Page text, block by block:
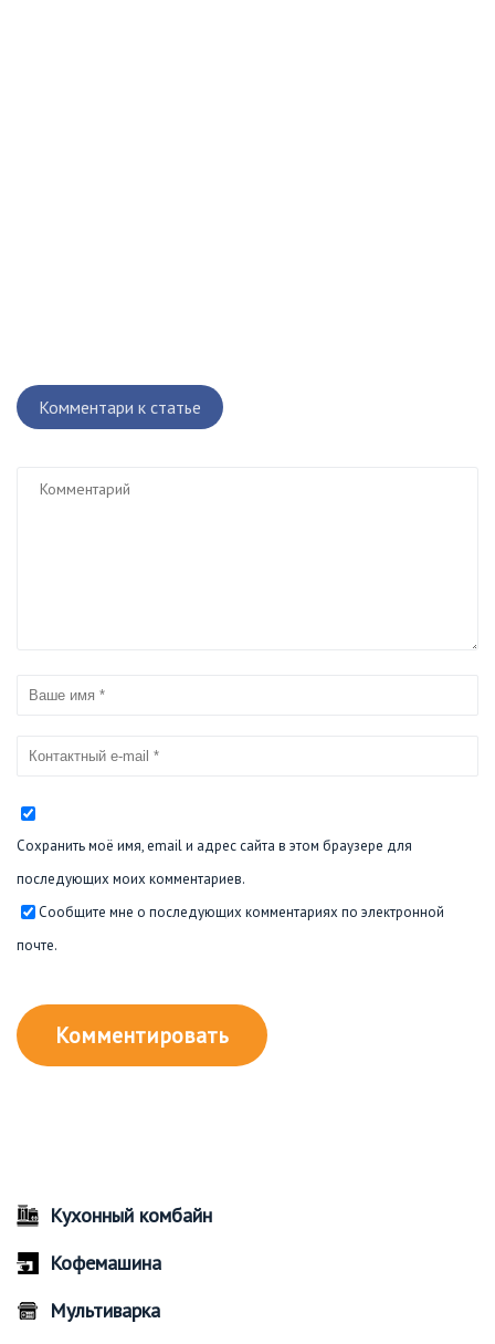
Комментари к статье
Сохранить моё имя, email и адрес сайта в этом браузере для
последующих моих комментариев.
Сообщите мне о последующих комментариях по электронной
почте.
Кухонный комбайн
Кофемашина
Мультиварка